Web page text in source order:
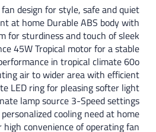
Trendy bladeless fan
cooling environment at
exquisite Wooden Trim for
sophisticated elegance 45W
operation and reliable
Oscillation for distributing air
room cooling Cool-white LED
and doubling as alternate
for swiftly adjusting
Remote control for high